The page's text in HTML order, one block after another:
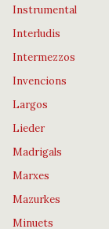
Instrumental
Interludis
Intermezzos
Invencions
Largos
Lieder
Madrigals
Marxes
Mazurkes
Minuets